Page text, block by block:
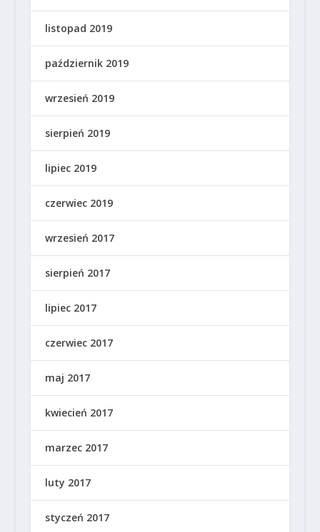
listopad 2019
październik 2019
wrzesień 2019
sierpień 2019
lipiec 2019
czerwiec 2019
wrzesień 2017
sierpień 2017
lipiec 2017
czerwiec 2017
maj 2017
kwiecień 2017
marzec 2017
luty 2017
styczeń 2017